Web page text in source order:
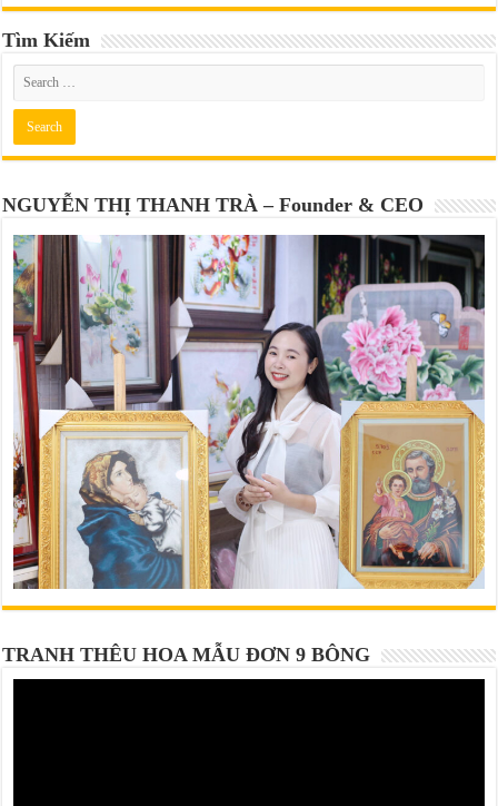
Tìm Kiếm
NGUYỄN THỊ THANH TRÀ – Founder & CEO
TRANH THÊU HOA MẪU ĐƠN 9 BÔNG